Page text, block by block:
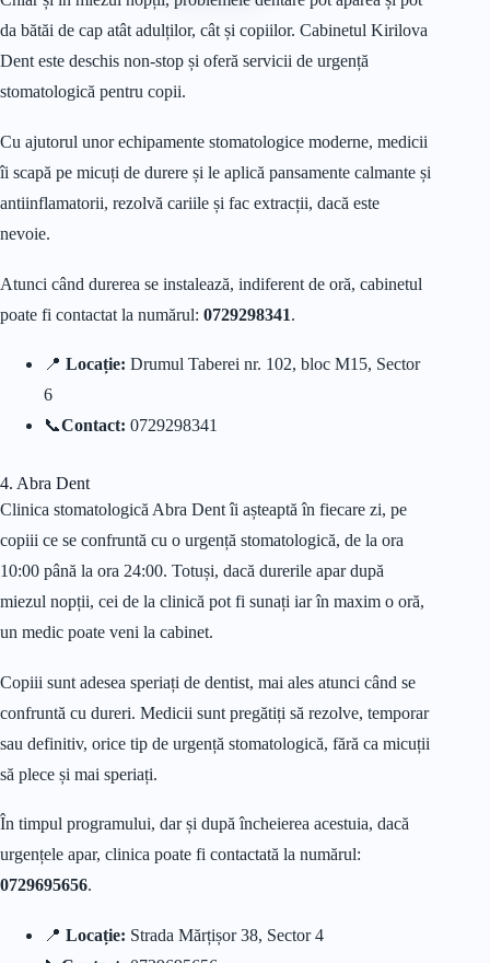
da bătăi de cap atât adulților, cât și copiilor. Cabinetul Kirilova
Dent este deschis non-stop și oferă servicii de urgență
stomatologică pentru copii.
Cu ajutorul unor echipamente stomatologice moderne, medicii
îi scapă pe micuți de durere și le aplică pansamente calmante și
antiinflamatorii, rezolvă cariile și fac extracții, dacă este
nevoie.
Atunci când durerea se instalează, indiferent de oră, cabinetul
poate fi contactat la numărul: 0729298341.
📍 Locație: Drumul Taberei nr. 102, bloc M15, Sector
6
📞Contact: 0729298341
4. Abra Dent
Clinica stomatologică Abra Dent îi așteaptă în fiecare zi, pe
copiii ce se confruntă cu o urgență stomatologică, de la ora
10:00 până la ora 24:00. Totuși, dacă durerile apar după
miezul nopții, cei de la clinică pot fi sunați iar în maxim o oră,
un medic poate veni la cabinet.
Copiii sunt adesea speriați de dentist, mai ales atunci când se
confruntă cu dureri. Medicii sunt pregătiți să rezolve, temporar
sau definitiv, orice tip de urgență stomatologică, fără ca micuții
să plece și mai speriați.
În timpul programului, dar și după încheierea acestuia, dacă
urgențele apar, clinica poate fi contactată la numărul:
0729695656.
📍 Locație: Strada Mărțișor 38, Sector 4